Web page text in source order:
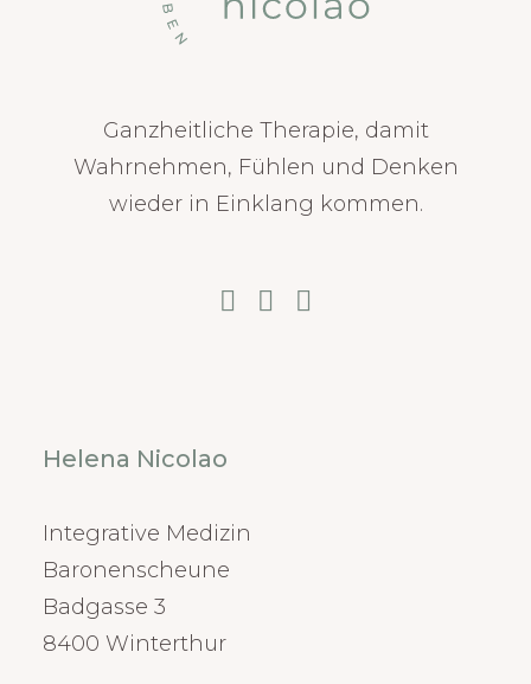
Ganzheitliche Therapie, damit
Wahrnehmen, Fühlen und Denken
wieder in Einklang kommen.
Helena Nicolao
Integrative Medizin
Baronenscheune
Badgasse 3
8400 Winterthur